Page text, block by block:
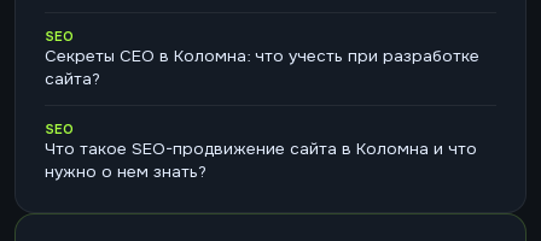
SEO
Секреты СЕО в Коломна: что учесть при разработке
сайта?
SEO
Что такое SEO-продвижение сайта в Коломна и что
нужно о нем знать?